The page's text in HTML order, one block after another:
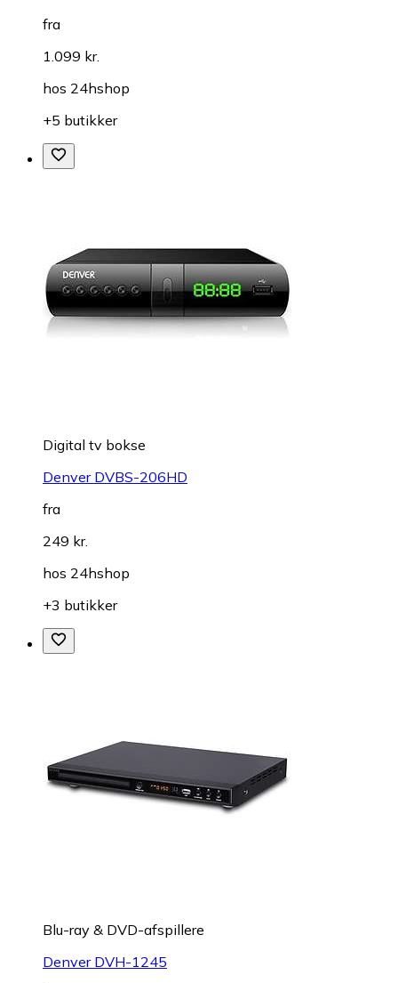
fra
1.099 kr.
hos 24hshop
+5 butikker
Digital tv bokse
Denver DVBS-206HD
fra
249 kr.
hos 24hshop
+3 butikker
Blu-ray & DVD-afspillere
Denver DVH-1245